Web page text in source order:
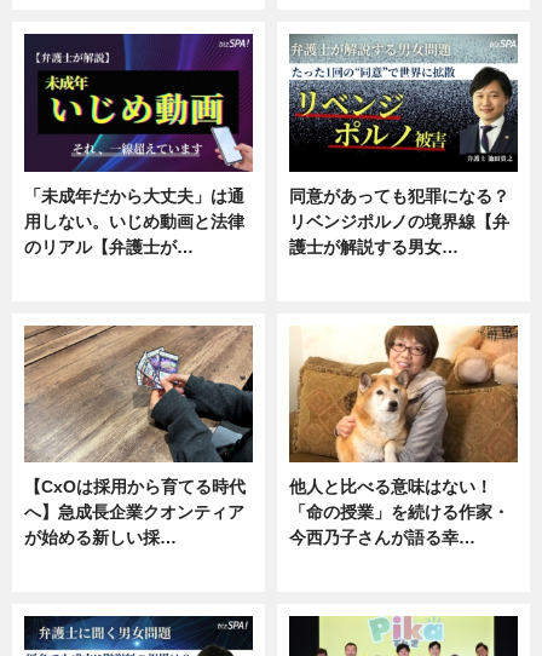
「未成年だから大丈夫」は通
用しない。いじめ動画と法律
のリアル【弁護士が…
同意があっても犯罪になる？
リベンジポルノの境界線【弁
護士が解説する男女…
【CxOは採用から育てる時代
へ】急成長企業クオンティア
が始める新しい採…
他人と比べる意味はない！
「命の授業」を続ける作家・
今西乃子さんが語る幸…